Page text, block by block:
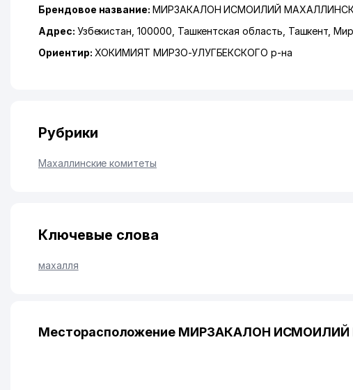
Брендовое название: МИРЗАКАЛОН ИСМОИЛИЙ
Адрес: Узбекистан, 100000, Ташкентская область Ташкент ,
Ориентир: ХОКИМИЯТ МИРЗО-УЛУГБЕКСКОГО р-на
Рубрики
Махаллинские комитеты
Ключевые слова
махалля
Месторасположение МИРЗАКАЛОН